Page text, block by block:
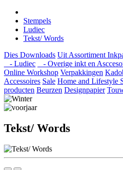
Stempels
Ludiec
Tekst/ Words
Dies Downloads Uit Assortiment
- Ludiec
- Overige inkt en
Online Workshop Verpakkingen
Accessoires Sale Home and Lifestyle
producten Beurzen Designpapier
Tekst/ Words